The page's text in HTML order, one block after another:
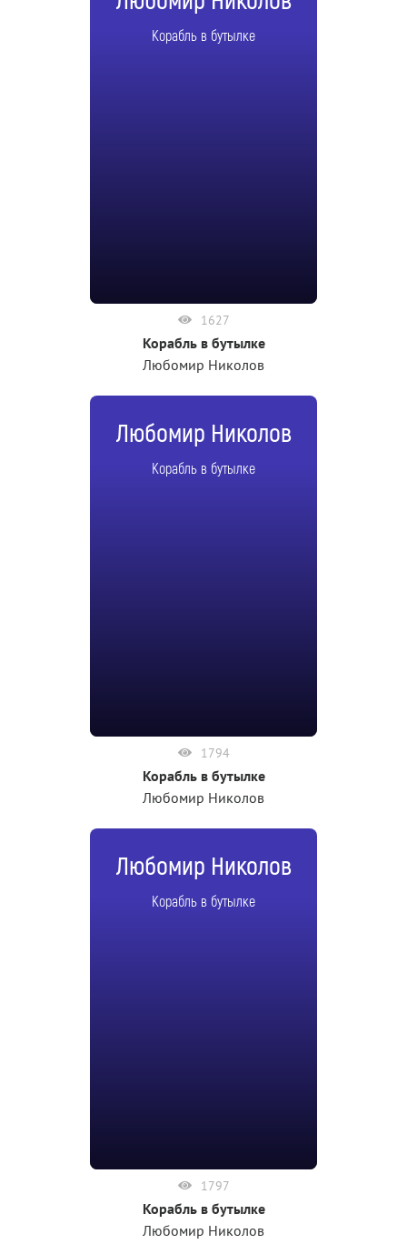
Корабль в бутылке
1627
Корабль в бутылке
Любомир Николов
Любомир Николов
Корабль в бутылке
1794
Корабль в бутылке
Любомир Николов
Любомир Николов
Корабль в бутылке
1797
Корабль в бутылке
Любомир Николов